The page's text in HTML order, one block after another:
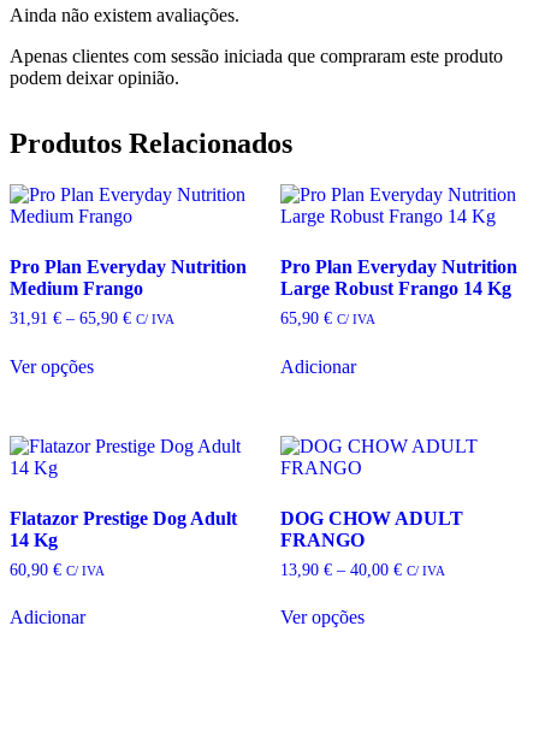
Ainda não existem avaliações.
Apenas clientes com sessão iniciada que compraram este produto
podem deixar opinião.
Produtos Relacionados
Pro Plan Everyday Nutrition
Medium Frango
31,91 € – 65,90 €Price
C/ IVA
Ver opções
multiple
variants.
options
may
be
chosen
the
Pro Plan Everyday Nutrition
Large Robust Frango 14 Kg
65,90 € C/ IVA
Adicionar
Flatazor Prestige Dog Adult
14 Kg
60,90 € C/ IVA
Adicionar
DOG CHOW ADULT
FRANGO
13,90 € – 40,00 €Price
C/ IVA
Ver opções